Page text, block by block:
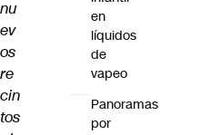
nu
ev
os
re
cin
tos
en
líquidos
de
vapeo
Panoramas
por